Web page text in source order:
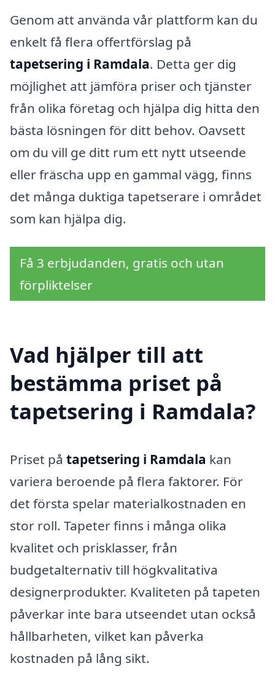
Genom att använda vår plattform kan du
enkelt få flera offertförslag på
tapetsering i Ramdala. Detta ger dig
möjlighet att jämföra priser och tjänster
från olika företag och hjälpa dig hitta den
bästa lösningen för ditt behov. Oavsett
om du vill ge ditt rum ett nytt utseende
eller fräscha upp en gammal vägg, finns
det många duktiga tapetserare i området
som kan hjälpa dig.
Få 3 erbjudanden, gratis och utan
förpliktelser
Vad hjälper till att
bestämma priset på
tapetsering i Ramdala?
Priset på tapetsering i Ramdala kan
variera beroende på flera faktorer. För
det första spelar materialkostnaden en
stor roll. Tapeter finns i många olika
kvalitet och prisklasser, från
budgetalternativ till högkvalitativa
designerprodukter. Kvaliteten på tapeten
påverkar inte bara utseendet utan också
hållbarheten, vilket kan påverka
kostnaden på lång sikt.